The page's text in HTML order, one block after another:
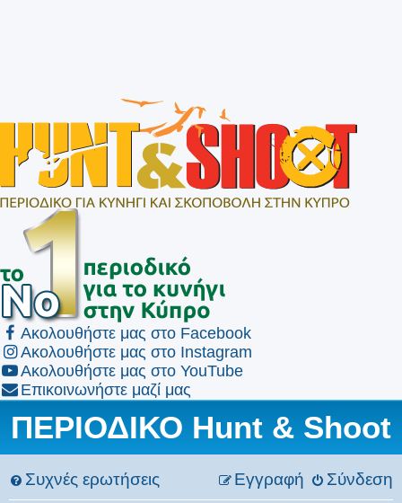
Ακολουθήστε μας στο Facebook
Ακολουθήστε μας στο Instagram
Ακολουθήστε μας στο YouTube
Επικοινωνήστε μαζί μας
ΠΕΡΙΟΔΙΚΟ Hunt & Shoot
Συχνές ερωτήσεις Σύνδεση
Εγγραφή